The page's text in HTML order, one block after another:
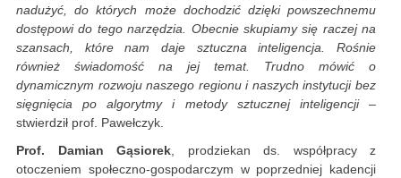
nadużyć, do których może dochodzić dzięki powszechnemu
dostępowi do tego narzędzia. Obecnie skupiamy się raczej na
szansach, które nam daje sztuczna inteligencja. Rośnie
również świadomość na jej temat. Trudno mówić o
dynamicznym rozwoju naszego regionu i naszych instytucji bez
sięgnięcia po algorytmy i metody sztucznej inteligencji–
stwierdził prof. Pawełczyk.
Prof. Damian Gąsiorek , prodziekan ds. współpracy z
otoczeniem społeczno-gospodarczym w poprzedniej kadencji